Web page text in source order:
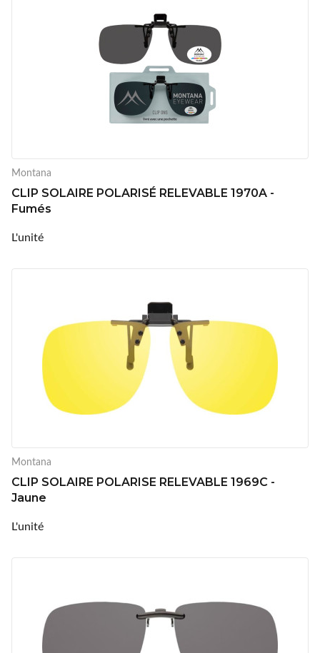
Montana
CLIP SOLAIRE POLARISÉ RELEVABLE 1970A -
Fumés
L'unité
Montana
CLIP SOLAIRE POLARISE RELEVABLE 1969C -
Jaune
L'unité